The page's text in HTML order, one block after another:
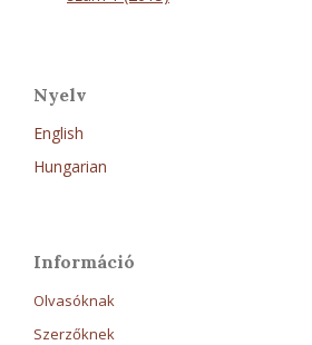
Nyelv
English
Hungarian
Információ
Olvasóknak
Szerzőknek